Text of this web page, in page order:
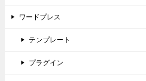
ワードプレス
テンプレート
プラグイン